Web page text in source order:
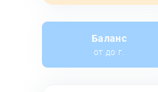
Баланс
от до г.